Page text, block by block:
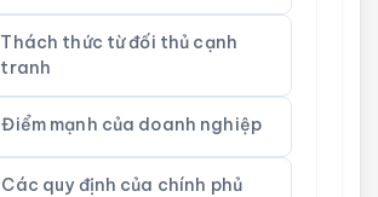
Thách thức từ đối thủ cạnh
tranh
Điểm mạnh của doanh nghiệp
Các quy định của chính phủ